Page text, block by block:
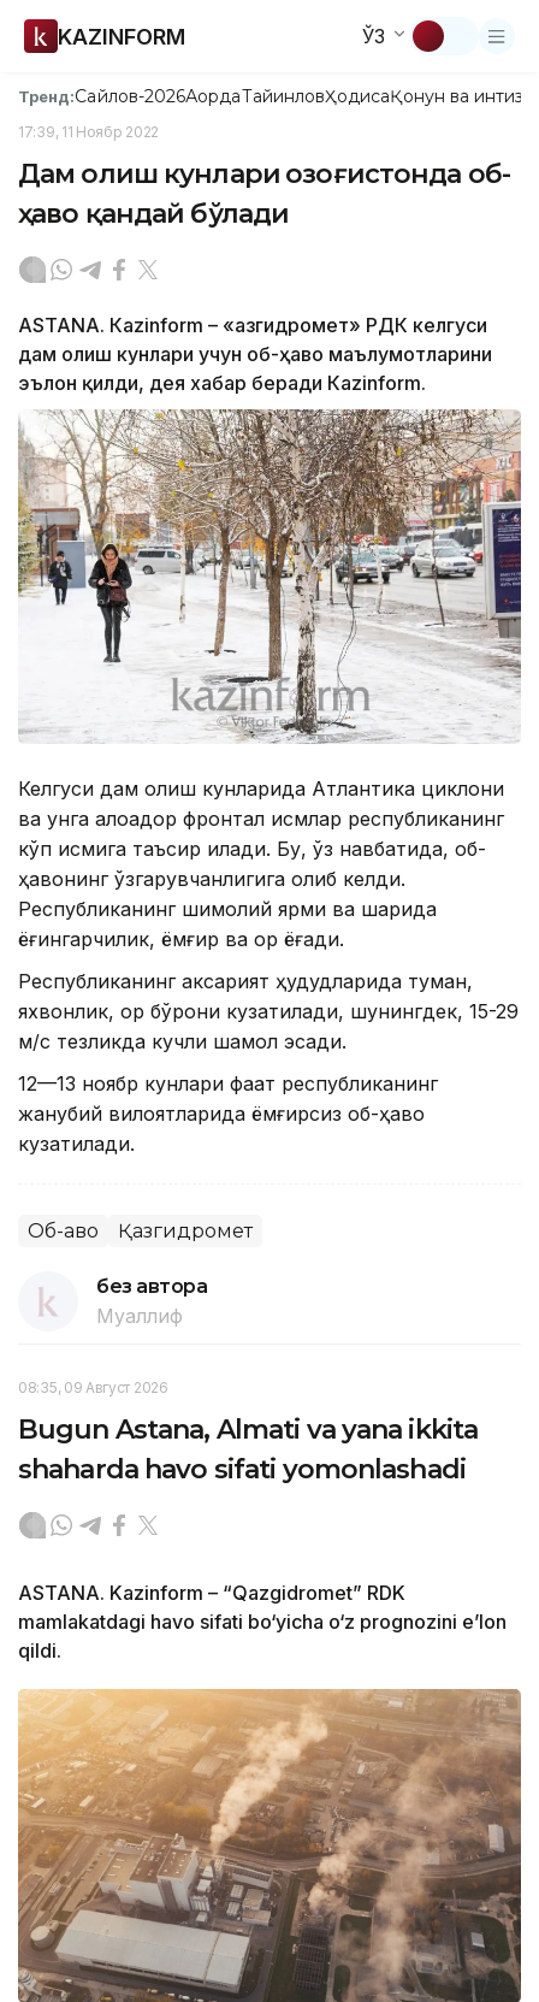
KAZINFORM ЎЗ
Тренд:Сайлов-2026АқордаТайинловҲодисаҚонун ва
17:39, 11 Ноябр 2022
Дам олиш кунлари Қозоғистонда об-
ҳаво қандай бўлади
ASTANA. Кazinform – «Қазгидромет» РДК келгуси
дам олиш кунлари учун об-ҳаво маълумотларини
эълон қилди, дея хабар беради Кazinform.
Келгуси дам олиш кунларида Атлантика циклони
ва унга алоқадор фронтал қисмлар республиканинг
кўп қисмига таъсир қилади. Бу, ўз навбатида, об-
ҳавонинг ўзгарувчанлигига олиб келди.
Республиканинг шимолий ярми ва шарқида
ёғингарчилик, ёмғир ва қор ёғади.
Республиканинг аксарият ҳудудларида туман,
яхвонлик, қор бўрони кузатилади, шунингдек, 15-29
м/с тезликда кучли шамол эсади.
12—13 ноябр кунлари фақат республиканинг
жанубий вилоятларида ёмғирсиз об-ҳаво
кузатилади.
Об-ҳаво Қазгидромет
без автора
Муаллиф
08:35, 09 Август 2026
Bugun Astana, Almati va yana ikkita
shaharda havo sifati yomonlashadi
ASTANA. Kazinform – “Qazgidromet” RDK
mamlakatdagi havo sifati bo‘yicha o‘z prognozini e’lon
qildi.